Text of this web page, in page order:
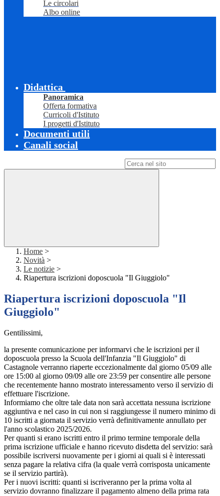
Le circolari
Albo online
Didattica
Panoramica
Offerta formativa
Curricoli d'Istituto
I progetti d'Istituto
Documenti utili
Canali social
Home >
Novità >
Le notizie >
Riapertura iscrizioni doposcuola "Il Giuggiolo"
Riapertura iscrizioni doposcuola "Il
Giuggiolo"
Gentilissimi,
la presente comunicazione per informarvi che le iscrizioni per il
doposcuola presso la Scuola dell'Infanzia "Il Giuggiolo" di
Castagnole verranno riaperte eccezionalmente dal giorno 05/09 alle
ore 15:00 al giorno 09/09 alle ore 23:59 per consentire alle persone
che recentemente hanno mostrato interessamento verso il servizio di
effettuare l'iscrizione.
Informiamo che oltre tale data non sarà accettata nessuna iscrizione
aggiuntiva e nel caso in cui non si raggiungesse il numero minimo di
10 iscritti a giornata il servizio verrà definitivamente annullato per
l'anno scolastico 2025/2026.
Per quanti si erano iscritti entro il primo termine temporale della
prima iscrizione ufficiale e hanno ricevuto disdetta del servizio: sarà
possibile iscriversi nuovamente per i giorni ai quali si è interessati
senza pagare la relativa cifra (la quale verrà corrisposta unicamente
se il servizio partirà).
Per i nuovi iscritti: quanti si iscriveranno per la prima volta al
servizio dovranno finalizzare il pagamento almeno della prima rata